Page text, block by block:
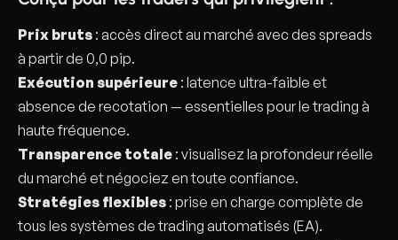
Prix bruts : accès direct au marché avec des spreads
à partir de 0,0 pip.
Exécution supérieure : latence ultra-faible et
absence de recotation — essentielles pour le trading à
haute fréquence.
Transparence totale : visualisez la profondeur réelle
du marché et négociez en toute confiance.
Stratégies flexibles : prise en charge complète de
tous les systèmes de trading automatisés (EA).